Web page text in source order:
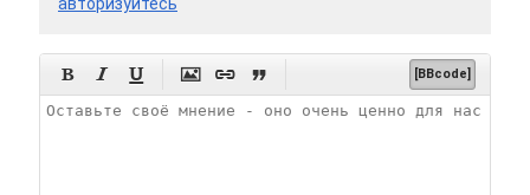
авторизуйтесь
      [BBcode]